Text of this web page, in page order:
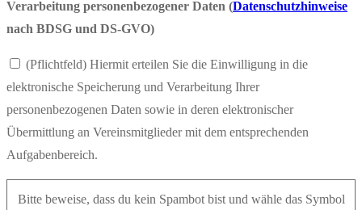
Verarbeitung personenbezogener Daten (Datenschutzhinweise
nach BDSG und DS-GVO)
(Pflichtfeld) Hiermit erteilen Sie die Einwilligung in die
elektronische Speicherung und Verarbeitung Ihrer
personenbezogenen Daten sowie in deren elektronischer
Übermittlung an Vereinsmitglieder mit dem entsprechenden
Aufgabenbereich.
Bitte beweise, dass du kein Spambot bist und wähle das Symbol